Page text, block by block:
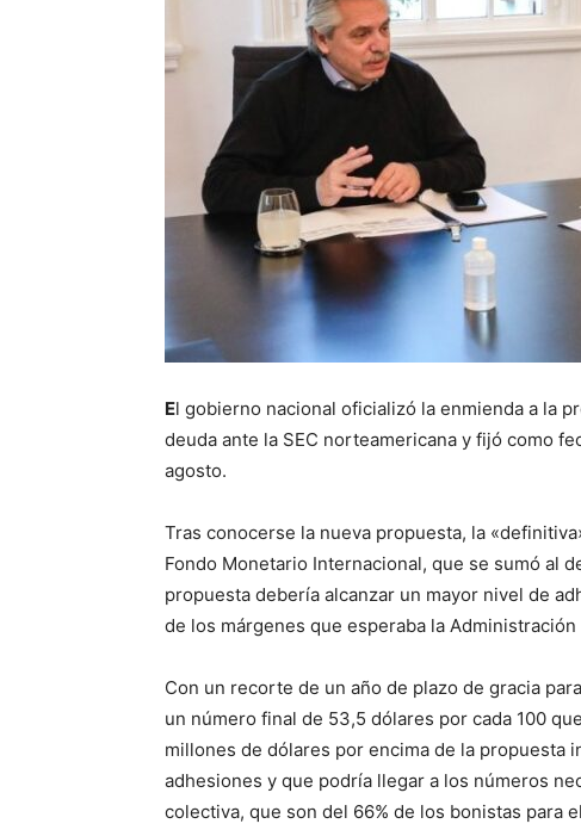
El gobierno nacional oficializó la enmienda a la
deuda ante la SEC norteamericana y fijó como
agosto.
Tras conocerse la nueva propuesta, la
Fondo Monetario Internacional, que se sumó al
propuesta debería alcanzar un mayor nivel de
de los márgenes que esperaba la Administración
Con un recorte de un año de plazo de gracia
un número final de 53,5 dólares por cada 100
millones de dólares por encima de la propuesta
adhesiones y que podría llegar a los números
colectiva, que son del 66% de los bonistas para